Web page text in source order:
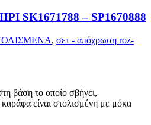
SK1671788 – SP1670888
, σετ - απόχρωση roz-
βάση το οποίο σβήνει,
είναι στολισμένη με μόκα